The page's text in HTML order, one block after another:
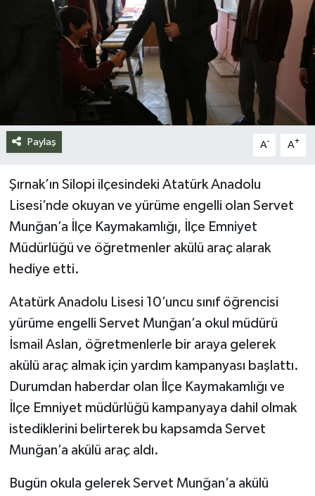
Paylaş A- A+
Şırnak’ın Silopi ilçesindeki Atatürk Anadolu
Lisesi’nde okuyan ve yürüme engelli olan Servet
Munğan’a İlçe Kaymakamlığı, İlçe Emniyet
Müdürlüğü ve öğretmenler akülü araç alarak
hediye etti.
Atatürk Anadolu Lisesi 10’uncu sınıf öğrencisi
yürüme engelli Servet Munğan’a okul müdürü
İsmail Aslan, öğretmenlerle bir araya gelerek
akülü araç almak için yardım kampanyası başlattı.
Durumdan haberdar olan İlçe Kaymakamlığı ve
İlçe Emniyet müdürlüğü kampanyaya dahil olmak
istediklerini belirterek bu kapsamda Servet
Munğan’a akülü araç aldı.
Bugün okula gelerek Servet Munğan’a akülü
Kültür - Sanat
Teknoloji
Yazarlar
Haber Arşivi